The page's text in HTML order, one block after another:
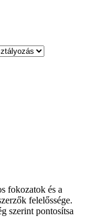
fokozatok és a
felelőssége.
szerint pontosítsa